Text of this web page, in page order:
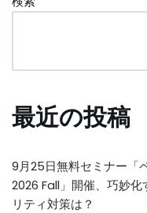
最近の投稿
9月25日無料セミナー「
2026 Fall」開催、巧妙
リティ対策は？